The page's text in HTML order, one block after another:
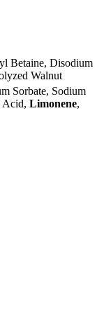
Betaine, Disodium
Walnut
Sorbate, Sodium
Acid, Limonene,